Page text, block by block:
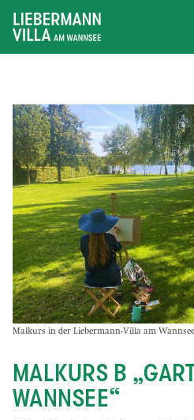
Malkurs in der Liebermann-Villa am
MALKURS B
WANNSEE“